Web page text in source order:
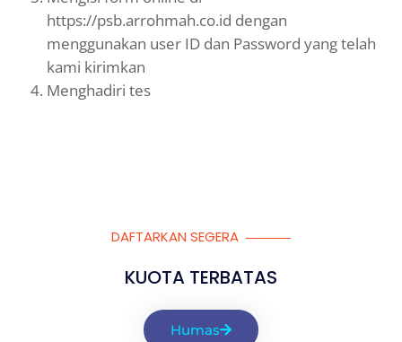
https://psb.arrohmah.co.id dengan
menggunakan user ID dan Password yang telah
kami kirimkan
Menghadiri tes
DAFTARKAN SEGERA
KUOTA TERBATAS
Humas